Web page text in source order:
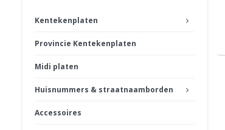
Kentekenplaten
Provincie Kentekenplaten
Midi platen
Huisnummers & straatnaamborden
Accessoires